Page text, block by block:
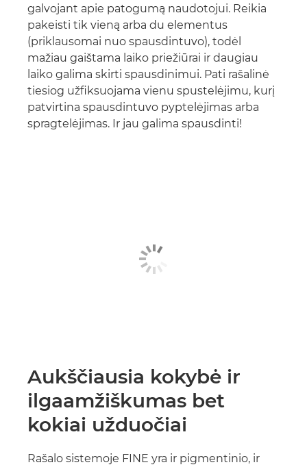
galvojant apie patogumą naudotojui. Reikia
pakeisti tik vieną arba du elementus
(priklausomai nuo spausdintuvo), todėl
mažiau gaištama laiko priežiūrai ir daugiau
laiko galima skirti spausdinimui. Pati rašalinė
tiesiog užfiksuojama vienu spustelėjimu, kurį
patvirtina spausdintuvo pyptelėjimas arba
spragtelėjimas. Ir jau galima spausdinti!
Aukščiausia kokybė ir
ilgaamžiškumas bet
kokiai užduočiai
Rašalo sistemoje FINE yra ir pigmentinio, ir